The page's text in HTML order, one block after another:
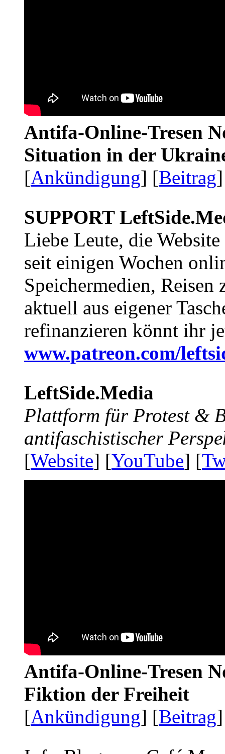
Antifa-Online-Tresen
Situation in der
[Ankündigung] [Beitrag
SUPPORT
Liebe Leute, die Website
seit einigen Wochen
Speichermedien, Reisen
aktuell aus eigener
refinanzieren könnt ihr
www.patreon.com/
LeftSide.Media
Plattform für Protest &
antifaschistischer
[Website] [YouTube] [
Antifa-Online-Tresen
Fiktion der Freiheit
[Ankündigung] [Beitrag